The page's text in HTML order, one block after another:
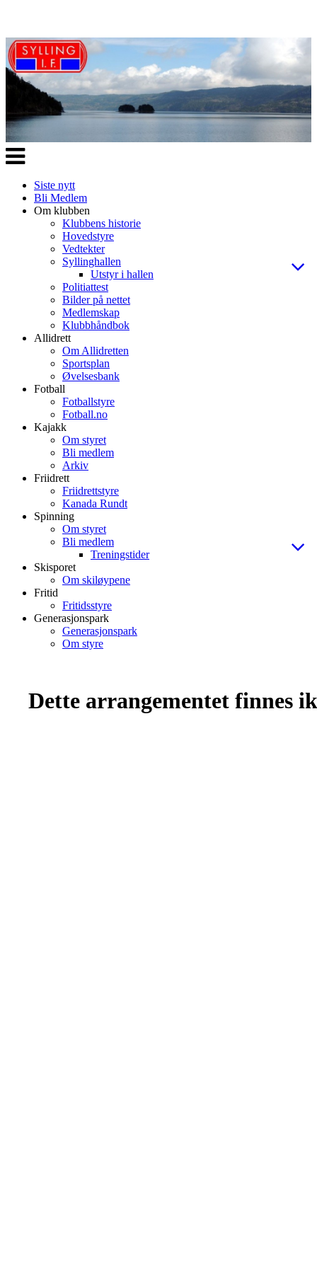
Veksle
navigasjon
Siste nytt
Bli Medlem
Om klubben
Klubbens historie
Hovedstyre
Vedtekter
Syllinghallen
Utstyr i hallen
Politiattest
Bilder på nettet
Medlemskap
Klubbhåndbok
Allidrett
Om Allidretten
Sportsplan
Øvelsesbank
Fotball
Fotballstyre
Fotball.no
Kajakk
Om styret
Bli medlem
Arkiv
Friidrett
Friidrettstyre
Kanada Rundt
Spinning
Om styret
Bli medlem
Treningstider
Skisporet
Om skiløypene
Fritid
Fritidsstyre
Generasjonspark
Generasjonspark
Om styre
Dette arrangementet finnes